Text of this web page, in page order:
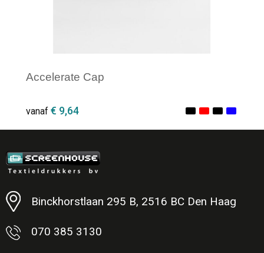
Accelerate Cap
vanaf € 9,64
Minimale afname: 1
Binckhorstlaan 295 B, 2516 BC Den Haag
070 385 3130